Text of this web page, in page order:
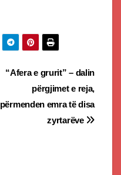
“Afera e grurit” – dalin
përgjimet e reja,
përmenden emra të disa
zyrtarëve